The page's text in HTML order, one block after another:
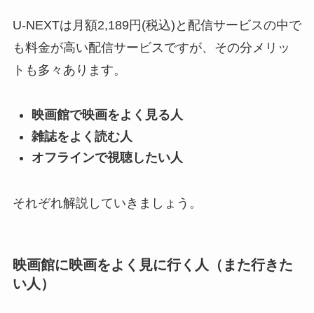
U-NEXTは月額2,189円(税込)と配信サービスの中で
も料金が高い配信サービスですが、その分メリッ
トも多々あります。
映画館で映画をよく見る人
雑誌をよく読む人
オフラインで視聴したい人
それぞれ解説していきましょう。
映画館に映画をよく見に行く人（また行きた
い人）